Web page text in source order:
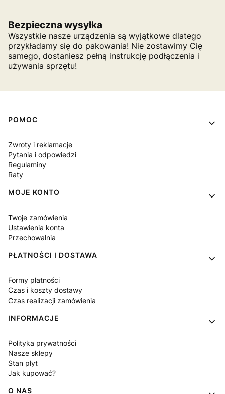
Bezpieczna wysyłka
Wszystkie nasze urządzenia są wyjątkowe dlatego
przykładamy się do pakowania! Nie zostawimy Cię
samego, dostaniesz pełną instrukcję podłączenia i
używania sprzętu!
Linki w stopce
POMOC
Zwroty i reklamacje
Pytania i odpowiedzi
Regulaminy
Raty
MOJE KONTO
Twoje zamówienia
Ustawienia konta
Przechowalnia
PŁATNOŚCI I DOSTAWA
Formy płatności
Czas i koszty dostawy
Czas realizacji zamówienia
INFORMACJE
Polityka prywatności
Nasze sklepy
Stan płyt
Jak kupować?
O NAS